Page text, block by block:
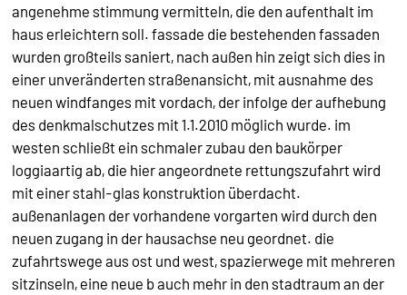
angenehme stimmung vermitteln, die den aufenthalt im
haus erleichtern soll. fassade die bestehenden fassaden
wurden großteils saniert, nach außen hin zeigt sich dies in
einer unveränderten straßenansicht, mit ausnahme des
neuen windfanges mit vordach, der infolge der aufhebung
des denkmalschutzes mit 1.1.2010 möglich wurde. im
westen schließt ein schmaler zubau den baukörper
loggiaartig ab, die hier angeordnete rettungszufahrt wird
mit einer stahl-glas konstruktion überdacht.
außenanlagen der vorhandene vorgarten wird durch den
neuen zugang in der hausachse neu geordnet. die
zufahrtswege aus ost und west, spazierwege mit mehreren
sitzinseln, eine neue b auch mehr in den stadtraum an der